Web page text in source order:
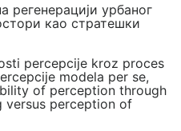
урбаног
као стратешки
percepcije kroz proces
modela per se,
of perception through
versus perception of